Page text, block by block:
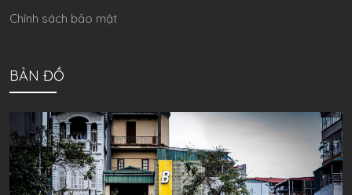
Chính sách bảo mật
BẢN ĐỒ